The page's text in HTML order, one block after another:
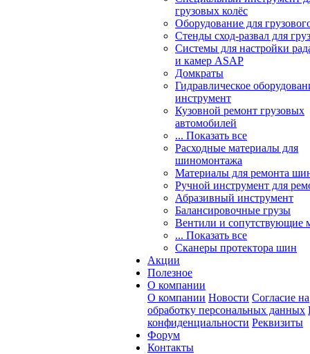
грузовых колёс
Оборудование для
Стенды сход-развал для
Системы для настройки
и камер ASAP
Домкраты
Гидравлическое
инструмент
Кузовной ремонт грузовых
автомобилей
... Показать все
Расходные материалы для
шиномонтажа
Материалы для ремонта
Ручной инструмент для
Абразивный инструмент
Балансировочные грузы
Вентили и сопутствующие
... Показать все
Сканеры протектора шин
Акции
Полезное
О компании
О компании Новости Согласие на
обработку персональных данных
конфиденциальности Реквизиты
Форум
Контакты